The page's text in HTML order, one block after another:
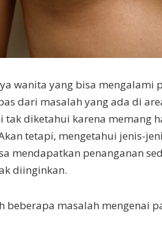
wanita yang bisa mengalami
dari masalah yang ada di
tak diketahui karena memang
tetapi, mengetahui jenis-
mendapatkan penanganan
diinginkan.
beberapa masalah mengenai